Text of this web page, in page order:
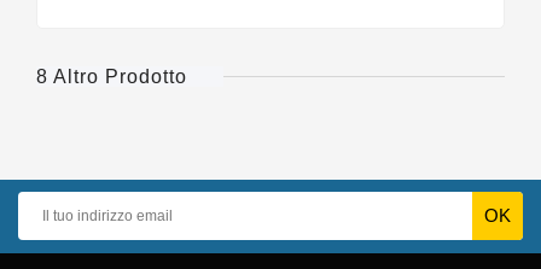
8 Altro Prodotto